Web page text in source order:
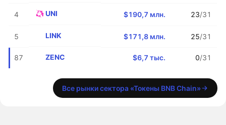
4 UNI $190,7 млн. 23/31
5 LINK $171,8 млн. 25/31
87 ZENC $6,7 тыс. 0/31
Все рынки сектора «Токены BNB Chain»